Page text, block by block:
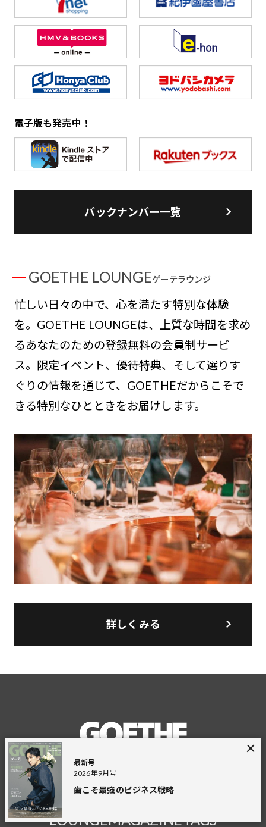
電子版も発売中！
バックナンバー一覧
GOETHE LOUNGEゲーテラウンジ
忙しい日々の中で、心を満たす特別な体験
を。GOETHE LOUNGEは、上質な時間を求め
るあなたのための登録無料の会員制サービ
ス。限定イベント、優待特典、そして選りす
ぐりの情報を通じて、GOETHEだからこそで
きる特別なひとときをお届けします。
詳しくみる
最新号
2026年9月号
歯こそ最強のビジネス戦略
FEATUREPERSONWATCH
GOURMET
LOUNGEMAGAZINETAGS